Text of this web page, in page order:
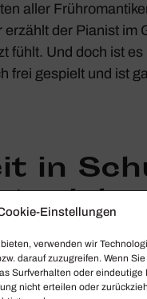
Einstellungen
verwenden wir
darauf zuzugreifen. Wenn
Surfverhalten oder eindeutige
nicht erteilen oder
aller
der Pianist im
fühlt. Und doch ist
frei gespielt und ist
in
mich